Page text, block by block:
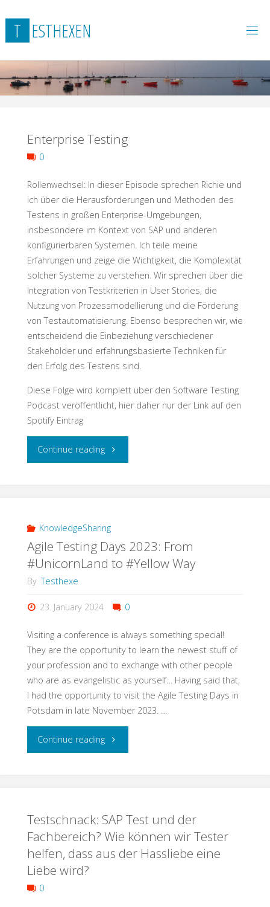
to
content
T ESTHEXEN
Enterprise Testing
0
Rollenwechsel: In dieser Episode sprechen Richie und
ich über die Herausforderungen und Methoden des
Testens in großen Enterprise-Umgebungen,
insbesondere im Kontext von SAP und anderen
konfigurierbaren Systemen. Ich teile meine
Erfahrungen und zeige die Wichtigkeit, die Komplexität
solcher Systeme zu verstehen. Wir sprechen über die
Integration von Testkriterien in User Stories, die
Nutzung von Prozessmodellierung und die Förderung
von Testautomatisierung. Ebenso besprechen wir, wie
entscheidend die Einbeziehung verschiedener
Stakeholder und erfahrungsbasierte Techniken für
den Erfolg des Testens sind.
Diese Folge wird komplett über den Software Testing
Podcast veröffentlicht, hier daher nur der Link auf den
Spotify Eintrag
Continue reading"Enterprise
KnowledgeSharing
Agile Testing Days 2023: From
#UnicornLand to #Yellow Way
By Testhexe
23. January 2024 0
Visiting a conference is always something special!
They are the opportunity to learn the newest stuff of
your profession and to exchange with other people
who are as evangelistic as yourself… Having said that,
I had the opportunity to visit the Agile Testing Days in
Potsdam in late November 2023. …
Continue reading"Agile
2023:
From
Testschnack: SAP Test und der
Fachbereich? Wie können wir Tester
helfen, dass aus der Hassliebe eine
Liebe wird?
0